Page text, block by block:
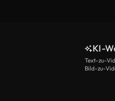
KI-
Text-zu-
Bild-zu-